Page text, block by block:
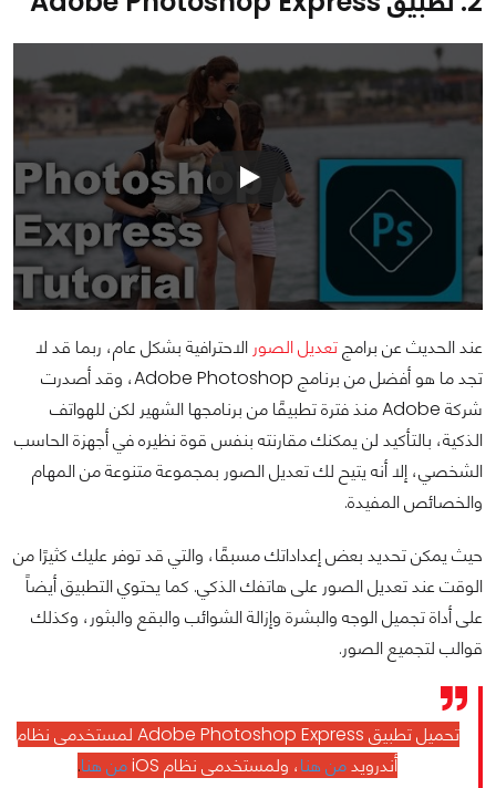
عند الحديث عن برامجتعديل الصور الاحترافية بشكل عام، ربما قد لا
تجد ما هو أفضل من برنامج Adobe Photoshop، وقد أصدرت
شركة Adobe منذ فترة تطبيقًا من برنامجها الشهير لكن للهواتف
الذكية، بالتأكيد لن يمكنك مقارنته بنفس قوة نظيره في أجهزة الحاسب
الشخصي، إلا أنه يتيح لك تعديل الصور بمجموعة متنوعة من المهام
والخصائص المفيدة.
حيث يمكن تحديد بعض إعداداتك مسبقًا، والتي قد توفر عليك كثيرًا من
الوقت عند تعديل الصور على هاتفك الذكي. كما يحتوي التطبيق أيضاً
على أداة تجميل الوجه والبشرة وإزالة الشوائب والبقع والبثور، وكذلك
قوالب لتجميع الصور.
تحميل تطبيق Adobe Photoshop Express لمستخدمي نظام
أندرويدمن هنا، ولمستخدمي نظام iOS من هنا.